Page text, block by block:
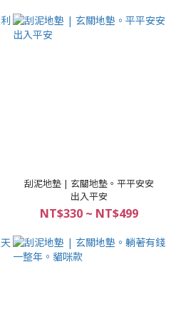
刮泥地墊 | 玄關地墊。平平安安
出入平安
NT$330 ~ NT$499